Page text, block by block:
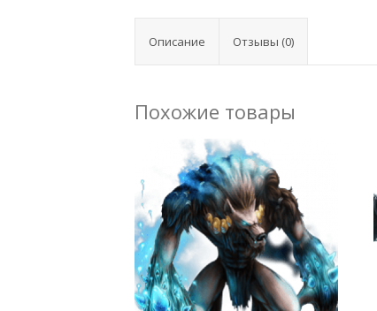
Описание Отзывы (0)
Похожие товары